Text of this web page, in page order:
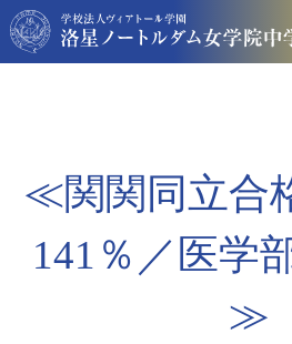
保護者の方へ
卒業生の方へ
≪関関同立合
141％／医学
≫